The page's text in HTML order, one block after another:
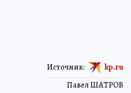
Павел ШАТРОВ
Источник: kp.ru